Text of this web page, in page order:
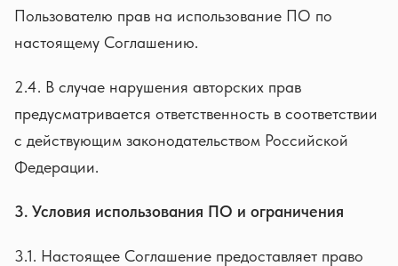
Пользователю прав на использование ПО по
настоящему Соглашению.
2.4. В случае нарушения авторских прав
предусматривается ответственность в соответствии
с действующим законодательством Российской
Федерации.
3. Условия использования ПО и ограничения
3.1. Настоящее Соглашение предоставляет право